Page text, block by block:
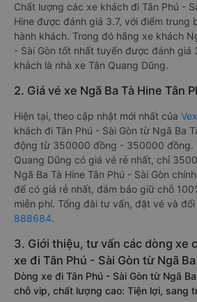
Chất lượng các xe khách đi Tân Phú -
Hine được đánh giá 3.7, với điểm trung
hành khách. Trong đó hãng xe khách
- Sài Gòn tốt nhất tuyến được đánh giá
khách là nhà xe Tân Quang Dũng.
2. Giá vé xe Ngã Ba Tà Hine Tân
Hiện tại, theo cập nhật mới nhất của
khách đi Tân Phú - Sài Gòn từ Ngã Ba
động từ 350000 đồng - 350000 đồng.
Quang Dũng có giá vé rẻ nhất, chỉ
Ngã Ba Tà Hine Tân Phú - Sài Gòn
để có giá rẻ nhất, đảm bảo giữ chỗ
miễn phí. Tổng đài tư vấn, đặt vé và
888684.
3. Giới thiệu, tư vấn các dòng xe
xe đi Tân Phú - Sài Gòn từ Ngã
Dòng xe đi Tân Phú - Sài Gòn từ Ngã
chỗ vip, chất lượng cao: Tiện lợi, sang